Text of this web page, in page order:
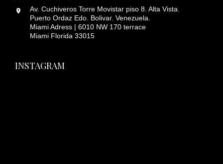
Av. Cuchiveros Torre Movistar piso 8. Alta Vista.
Puerto Ordaz Edo. Bolivar. Venezuela.
Miami Adress | 6010 NW 170 terrace
Miami Florida 33015
INSTAGRAM